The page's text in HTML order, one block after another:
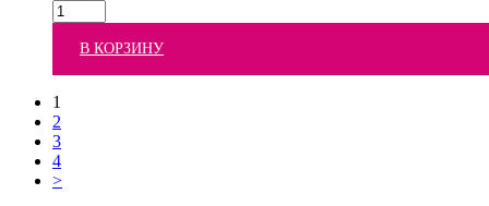
В КОРЗИНУ
1
2
3
4
>